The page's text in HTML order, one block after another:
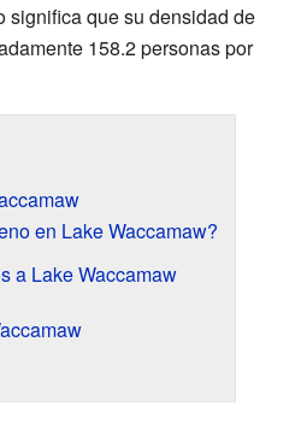
significa que su densidad de
158.2 personas por
en Lake Waccamaw?
a Lake Waccamaw